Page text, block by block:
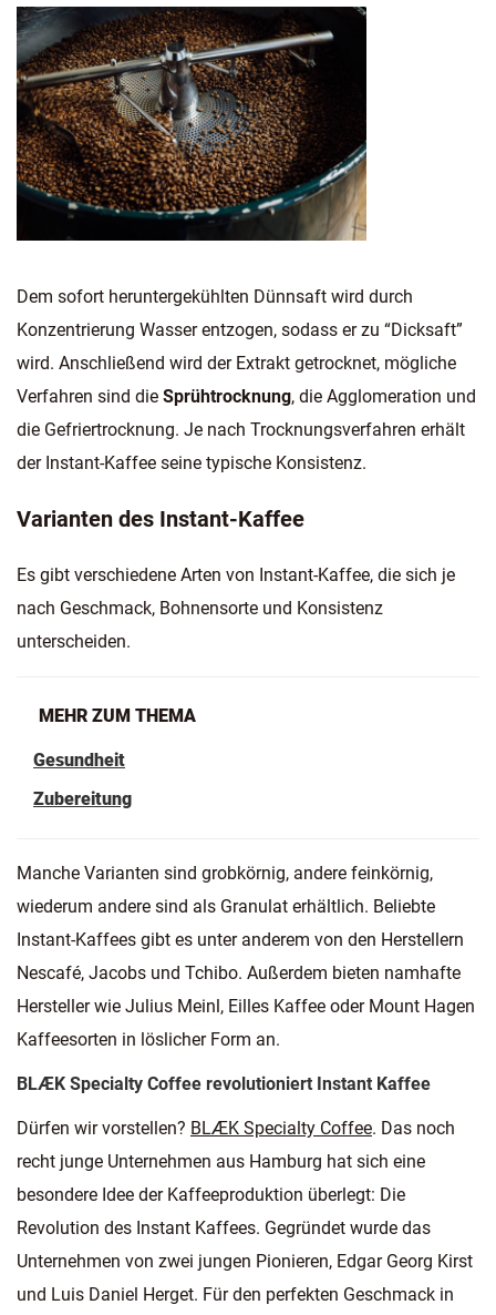
Dem sofort heruntergekühlten Dünnsaft wird durch
Konzentrierung Wasser entzogen, sodass er zu “Dicksaft”
wird. Anschließend wird der Extrakt getrocknet, mögliche
Verfahren sind die Sprühtrocknung, die Agglomeration und
die Gefriertrocknung. Je nach Trocknungsverfahren erhält
der Instant-Kaffee seine typische Konsistenz.
Varianten des Instant-Kaffee
Es gibt verschiedene Arten von Instant-Kaffee, die sich je
nach Geschmack, Bohnensorte und Konsistenz
unterscheiden.
MEHR ZUM THEMA
Gesundheit
Zubereitung
Manche Varianten sind grobkörnig, andere feinkörnig,
wiederum andere sind als Granulat erhältlich. Beliebte
Instant-Kaffees gibt es unter anderem von den Herstellern
Nescafé, Jacobs und Tchibo. Außerdem bieten namhafte
Hersteller wie Julius Meinl, Eilles Kaffee oder Mount Hagen
Kaffeesorten in löslicher Form an.
BLÆK Specialty Coffee revolutioniert Instant Kaffee
Dürfen wir vorstellen? BLÆK Specialty Coffee. Das noch
recht junge Unternehmen aus Hamburg hat sich eine
besondere Idee der Kaffeeproduktion überlegt: Die
Revolution des Instant Kaffees. Gegründet wurde das
Unternehmen von zwei jungen Pionieren, Edgar Georg Kirst
und Luis Daniel Herget. Für den perfekten Geschmack in